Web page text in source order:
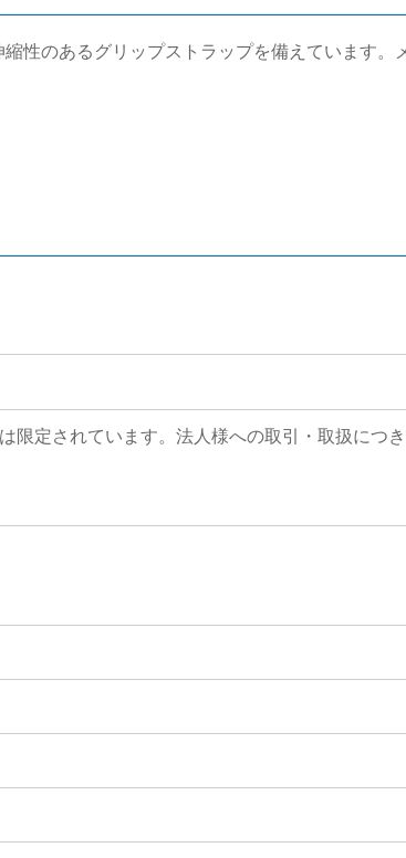
性のあるグリップストラップを備えています。
限定されています。法人様への取引・取扱につ